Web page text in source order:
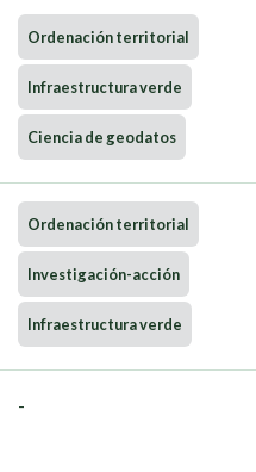
Ordenación territorial
Infraestructura verde
Ciencia de geodatos
Ordenación territorial
Investigación-acción
Infraestructura verde
-